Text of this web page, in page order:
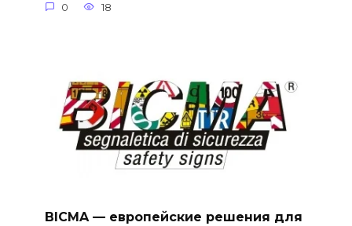
0 18
BICMA — европейские решения для